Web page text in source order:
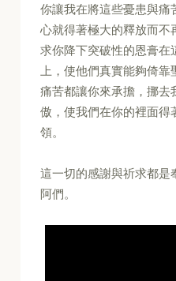
你讓我在將這些憂患與痛
心就得著極大的釋放而不
求你降下突破性的恩膏在
上，使他們真實能夠倚靠
痛苦都讓你來承擔，挪去
傲，使我們在你的裡面得
領。
這一切的感謝與祈求都是
阿們。